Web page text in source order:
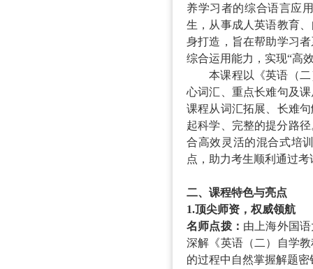
养学习者的综合语言应
生， 从事成人英语教育
身打造，旨在帮助学习
综合运用能力，实现“高
本课程以《英语（
心词汇、重点长难句及
课程从词汇拓展、长难
起科学、完整的提分路
合高效灵活的混合式培
点，助力考生顺利通过
二、课程特色与亮点
1.顶尖师资，权威领航
名师点拨： 由上海外国
深解《英语（二）自学
的过程中自然掌握解题